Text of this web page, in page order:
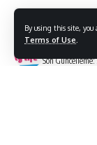
By using this site, you
Terms of Use
Son
Bodrum Citylife